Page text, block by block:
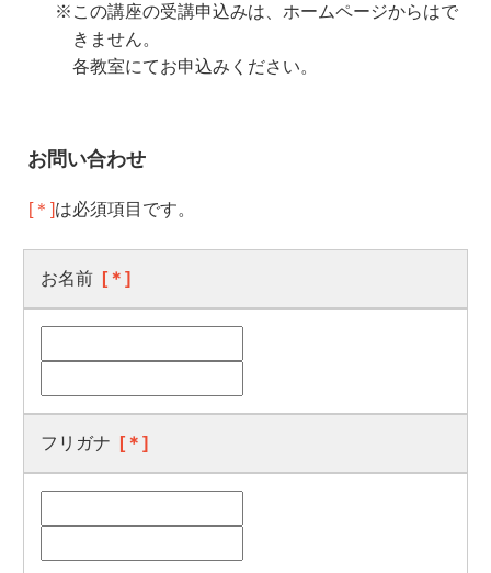
※この講座の受講申込みは、ホームページからはで
きません。
各教室にてお申込みください。
お問い合わせ
[＊]は必須項目です。
お名前 [＊]
フリガナ [＊]